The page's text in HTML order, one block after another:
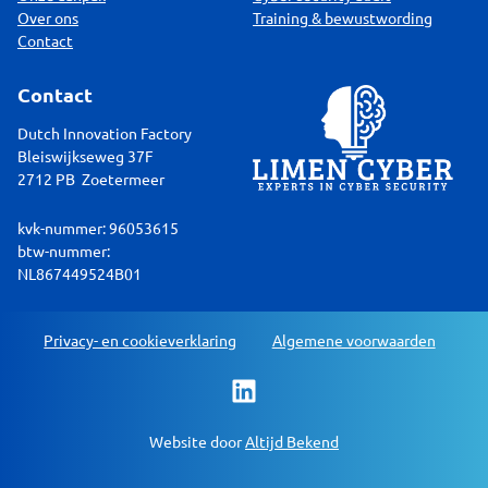
Over ons
Contact
Training & bewustwording
Contact
Dutch Innovation Factory
Bleiswijkseweg 37F
2712 PB Zoetermeer
kvk-nummer: 96053615
btw-nummer:
NL867449524B01
Website doorAltijd Bekend
Privacy- en cookieverklaring Algemene voorwaarden